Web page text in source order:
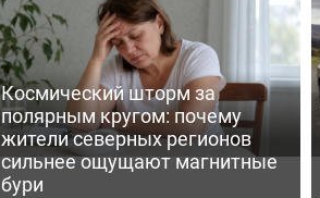
Космический шторм за
полярным кругом: почему
жители северных регионов
сильнее ощущают магнитные
бури